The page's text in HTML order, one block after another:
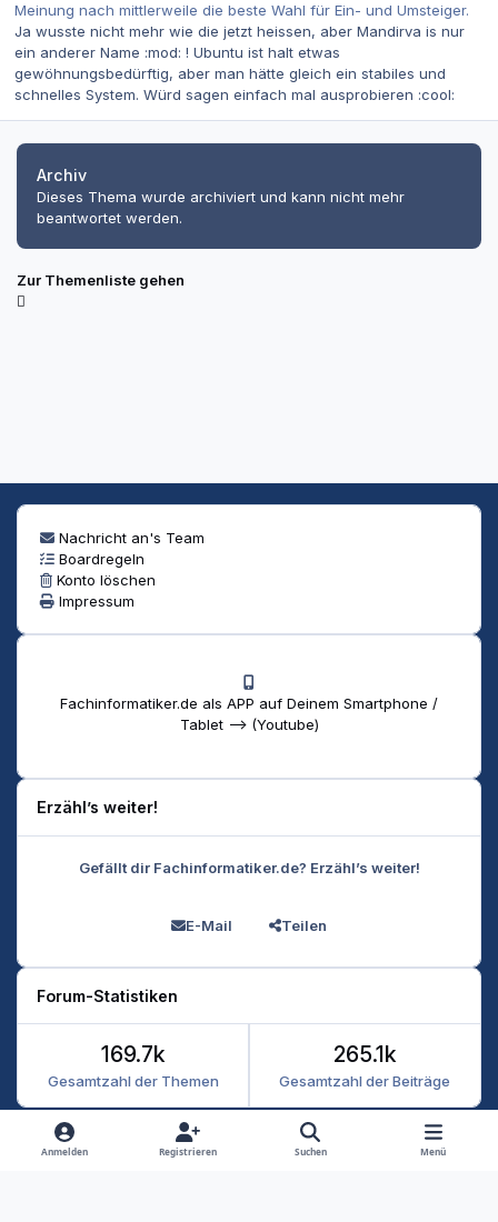
Meinung nach mittlerweile die beste Wahl für Ein- und Umsteiger.
Ja wusste nicht mehr wie die jetzt heissen, aber Mandirva is nur
ein anderer Name :mod: ! Ubuntu ist halt etwas
gewöhnungsbedürftig, aber man hätte gleich ein stabiles und
schnelles System. Würd sagen einfach mal ausprobieren :cool:
Archiv
Dieses Thema wurde archiviert und kann nicht mehr
beantwortet werden.
Zur Themenliste gehen
Nachricht an's Team
Boardregeln
Konto löschen
Impressum
Fachinformatiker.de als APP auf Deinem Smartphone /
Tablet --> (Youtube)
Erzähl’s weiter!
Gefällt dir Fachinformatiker.de? Erzähl’s weiter!
E-Mail Teilen
Forum-Statistiken
Gesamtzahl der Themen
169.7k
Gesamtzahl der Beiträge
265.1k
Heller Modus
Dunkler Modus
Systemeinstellung
Anmelden Registrieren Suchen Menü